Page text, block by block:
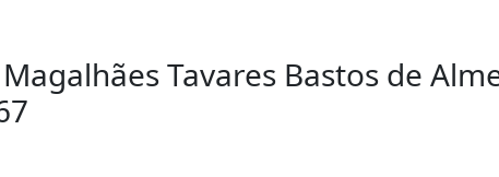
Tavares Bastos de